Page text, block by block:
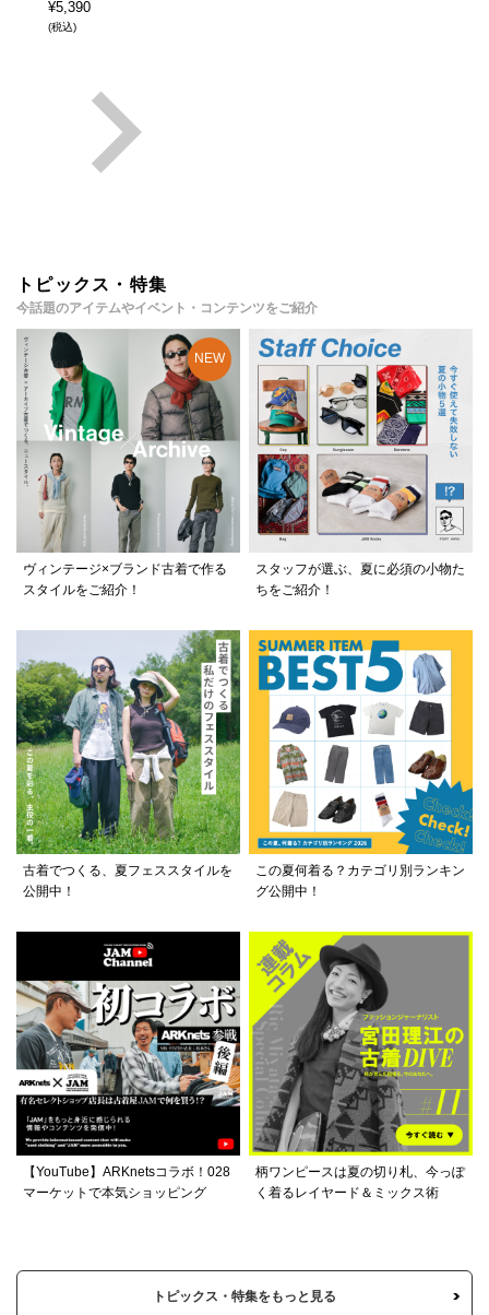
¥5,390
(税込)
トピックス・特集
今話題のアイテムやイベント・コンテンツをご紹介
ヴィンテージ×ブランド古着で作る
スタイルをご紹介！
スタッフが選ぶ、夏に必須の小物た
ちをご紹介！
古着でつくる、夏フェススタイルを
公開中！
この夏何着る？カテゴリ別ランキン
グ公開中！
【YouTube】ARKnetsコラボ！028
マーケットで本気ショッピング
柄ワンピースは夏の切り札、今っぽ
く着るレイヤード＆ミックス術
トピックス・特集をもっと見る